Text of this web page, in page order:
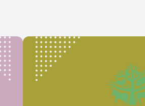
オルテック・
ジャパン合同
会社